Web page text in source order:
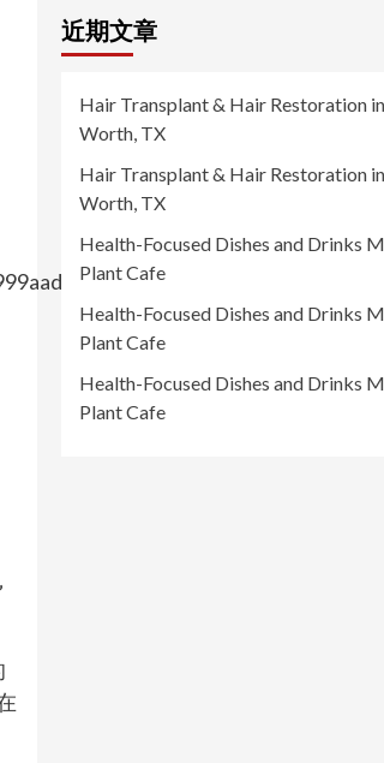
近期文章
Hair Transplant & Hair Restoration
Worth, TX
Hair Transplant & Hair Restoration
Worth, TX
Health-Focused Dishes and Drinks
Plant Cafe
Health-Focused Dishes and Drinks
Plant Cafe
Health-Focused Dishes and Drinks
Plant Cafe